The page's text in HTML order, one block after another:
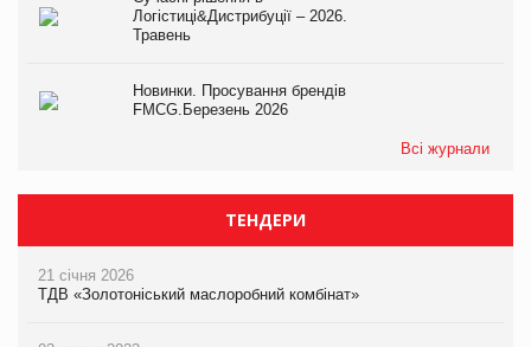
Логістиці&Дистрибуції – 2026.
Травень
Новинки. Просування брендів
FMCG.Березень 2026
Всі журнали
ТЕНДЕРИ
21 січня 2026
ТДВ «Золотоніський маслоробний комбінат»